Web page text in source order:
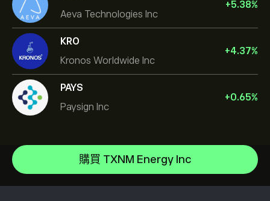
Aeva Technologies Inc
+5.38%
KRO
Kronos Worldwide Inc
+4.37%
PAYS
Paysign Inc
+0.65%
購買 TXNM Energy Inc
NVIDIA Corporation
Microsoft
Apple
如何存款
如何提款
開設帳戶
CopyTrading 如何運作
負責任的交易
為什麼選擇 eToro